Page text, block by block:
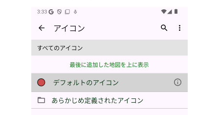
アイコンの編集
ウェイポイントのアイコン
複数のウェイポイントのア
イコンの変更
アイコンの削除